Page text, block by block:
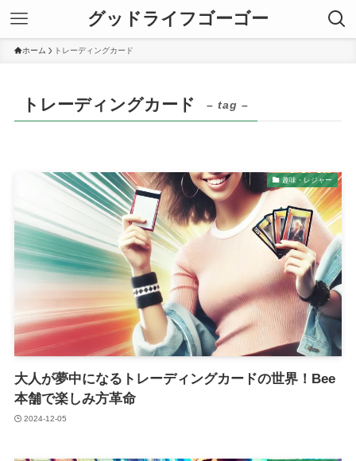
グッドライフゴーゴー
ホーム トレーディングカード
トレーディングカード – tag –
趣味・レジャー
大人が夢中になるトレーディングカードの世界！Bee
本舗で楽しみ方革命
2024-12-05